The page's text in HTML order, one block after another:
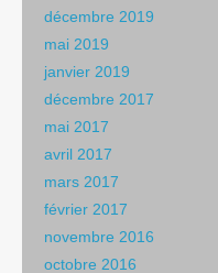
décembre 2019
mai 2019
janvier 2019
décembre 2017
mai 2017
avril 2017
mars 2017
février 2017
novembre 2016
octobre 2016